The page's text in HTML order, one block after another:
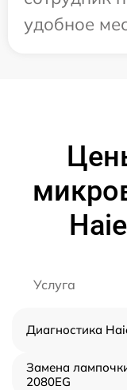
удобное
Услуга
Диагностика
Замена
2080EG